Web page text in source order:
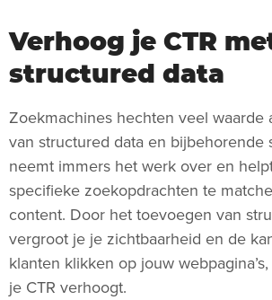
Verhoog je CTR
structured data
Zoekmachines hechten veel waarde
van structured data en bijbehorende
neemt immers het werk over en
specifieke zoekopdrachten te
content. Door het toevoegen van
vergroot je je zichtbaarheid en de
klanten klikken op jouw
je CTR verhoogt.